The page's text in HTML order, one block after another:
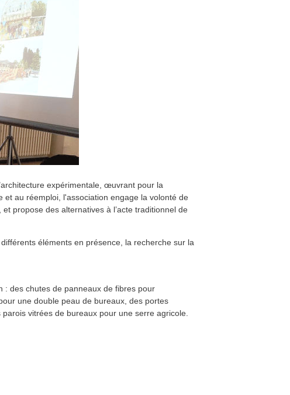
expérimentale, œuvrant pour la
au réemploi, l'association engage la volonté de
propose des alternatives à l’acte traditionnel de
éléments en présence, la recherche sur la
: des chutes de panneaux de fibres pour
une double peau de bureaux, des portes
vitrées de bureaux pour une serre agricole.